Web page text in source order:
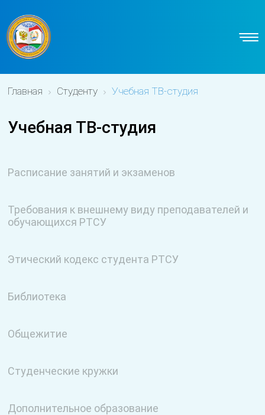
Главная Студенту Учебная ТВ-студия
Учебная ТВ-студия
Расписание занятий и экзаменов
Требования к внешнему виду преподавателей и
обучающихся РТСУ
Этический кодекс студента РТСУ
Библиотека
Общежитие
Студенческие кружки
Дополнительное образование